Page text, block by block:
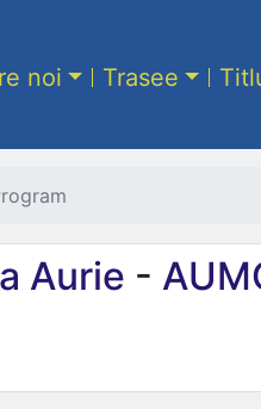
noi Trasee
Aurie -